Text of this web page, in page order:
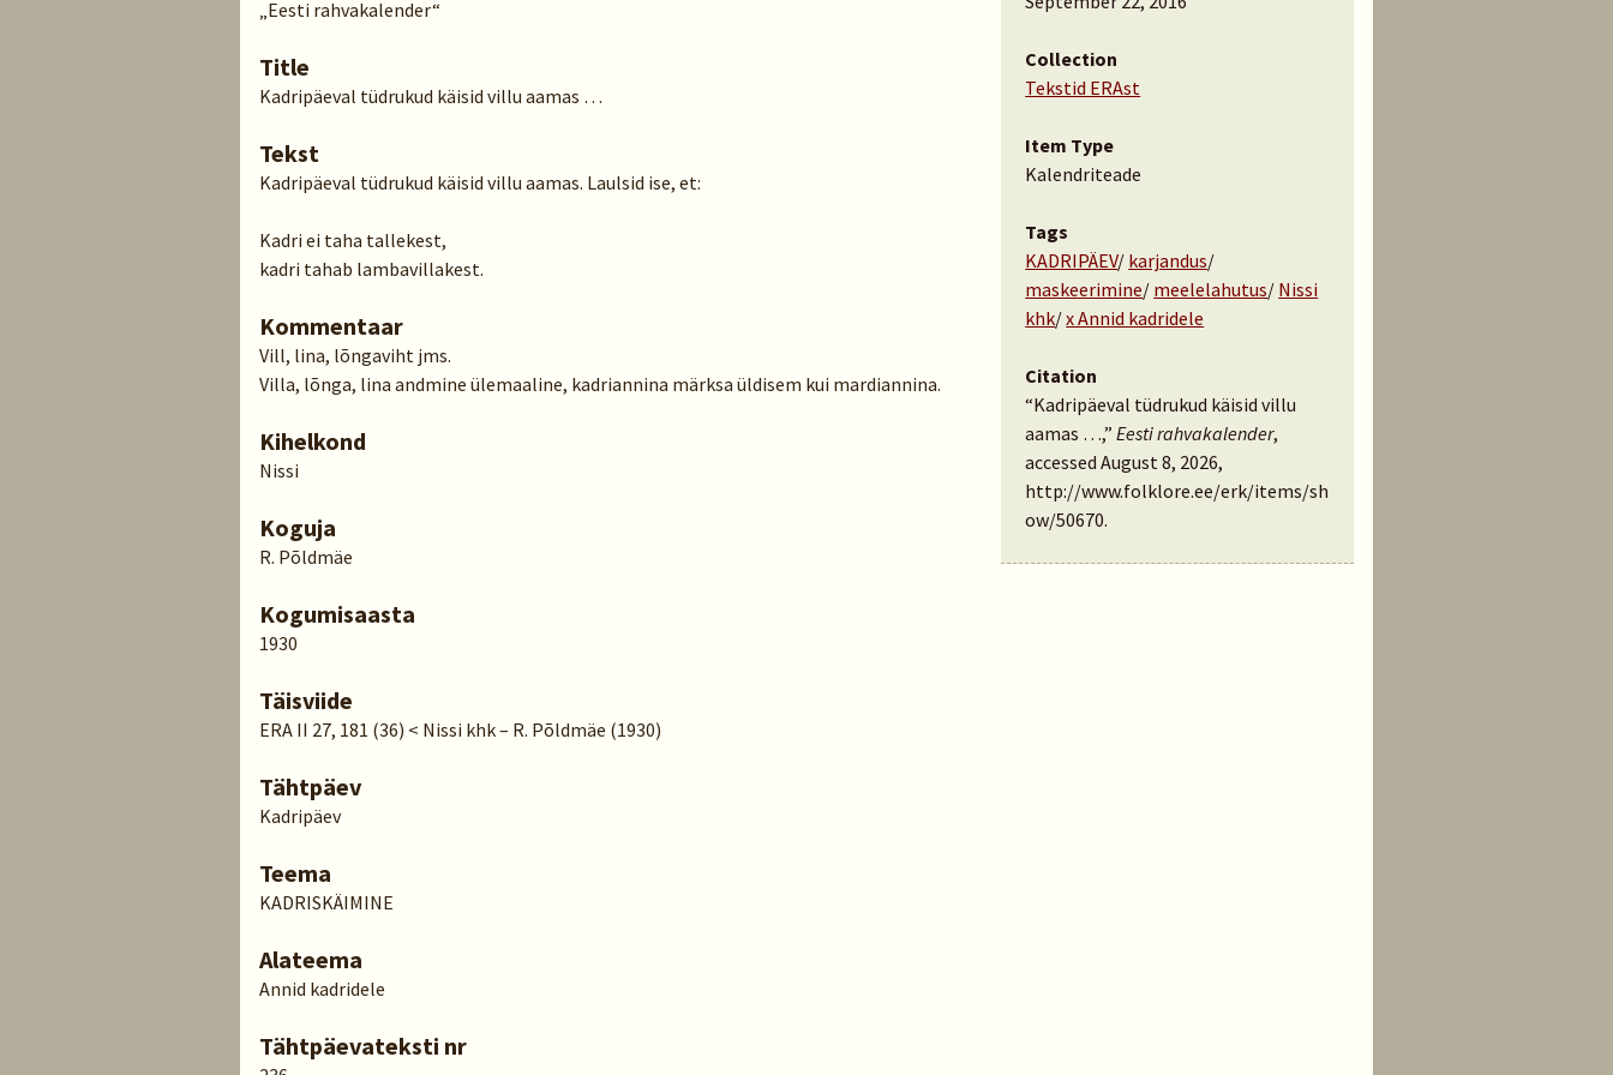
„Eesti rahvakalender“
Title
Kadripäeval tüdrukud käisid villu aamas …
Tekst
Kadripäeval tüdrukud käisid villu aamas. Laulsid ise, et:
Kadri ei taha tallekest,
kadri tahab lambavillakest.
Kommentaar
Vill, lina, lõngaviht jms.
Villa, lõnga, lina andmine ülemaaline, kadriannina märksa üldisem kui mardiannina.
Kihelkond
Nissi
Koguja
R. Põldmäe
Kogumisaasta
1930
Täisviide
ERA II 27, 181 (36) < Nissi khk – R. Põldmäe (1930)
Tähtpäev
Kadripäev
Teema
KADRISKÄIMINE
Alateema
Annid kadridele
Tähtpäevateksti nr
Collection
Tekstid ERAst
Item Type
Kalendriteade
Tags
KADRIPÄEV/ karjandus/
maskeerimine/ meelelahutus/ Nissi
khk/x Annid kadridele
Citation
“Kadripäeval tüdrukud käisid villu
aamas …,”Eesti rahvakalender,
accessed August 8, 2026,
http://www.folklore.ee/erk/items/sh
ow/50670.